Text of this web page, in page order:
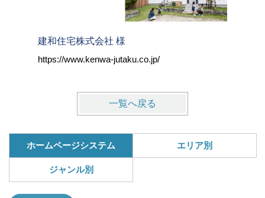
建和住宅株式会社 様
https://www.kenwa-jutaku.co.jp/
一覧へ戻る
ホームページシステム エリア別
ジャンル別